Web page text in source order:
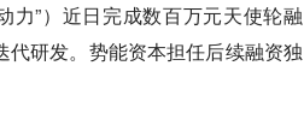
力”）近日完成数百万元天使轮融
研发。势能资本担任后续融资独